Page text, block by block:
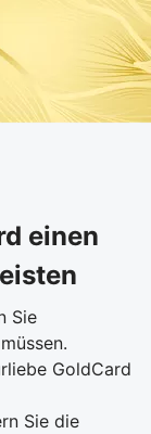
einen
Sie
GoldCard
Sie die